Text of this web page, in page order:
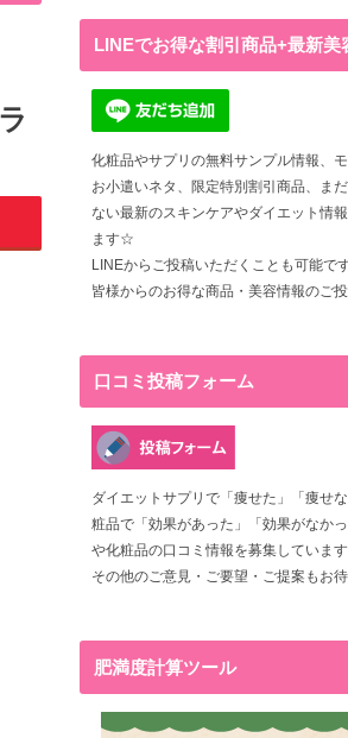
LINEでお得な割引商品+最新美
化粧品やサプリの無料サンプル情報、
お小遣いネタ、限定特別割引商品、ま
ない最新のスキンケアやダイエット情
ます☆
LINEからご投稿いただくことも可能です
皆様からのお得な商品・美容情報のご
口コミ投稿フォーム
ダイエットサプリで「痩せた」「痩せ
粧品で「効果があった」「効果がなか
や化粧品の口コミ情報を募集しています
その他のご意見・ご要望・ご提案もお
肥満度計算ツール